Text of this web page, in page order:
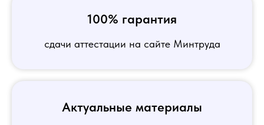
100% гарантия
сдачи аттестации на сайте Минтруда
Актуальные материалы